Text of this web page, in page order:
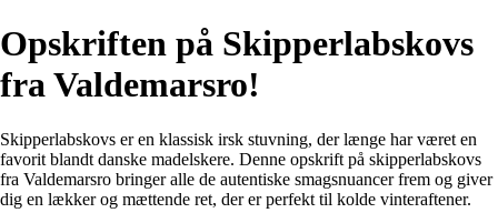
Opskriften på Skipperlabskovs
fra Valdemarsro!
Skipperlabskovs er en klassisk irsk stuvning, der længe har været en
favorit blandt danske madelskere. Denne opskrift på skipperlabskovs
fra Valdemarsro bringer alle de autentiske smagsnuancer frem og giver
dig en lækker og mættende ret, der er perfekt til kolde vinteraftener.